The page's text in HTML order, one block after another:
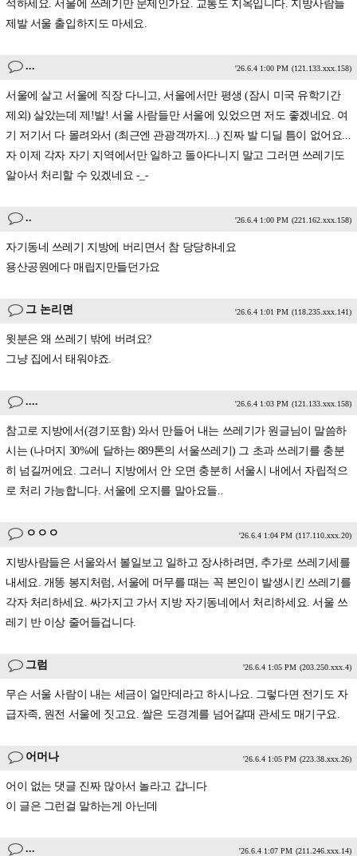
석하세요. 서울에 쓰레기만 문제인가요. 교통도 지옥입니다. 지방사람들
제발 서울 출입하지도 마세요.
... '26.6.4 1:00 PM (121.133.xxx.158)
서울에 살고 서울에 직장 다니고, 서울에서만 평생 (잠시 미국 유학기간
제외) 살았는데 제!발! 서울 사람들만 서울에 있었으면 저도 좋겠네요. 여
기 저기서 다 몰려와서 (최근엔 관광객까지...) 진짜 발 디딜 틈이 없어요...
자 이제 각자 자기 지역에서만 일하고 돌아다니지 말고 그러면 쓰레기도
알아서 처리할 수 있겠네요 -_-
.. '26.6.4 1:00 PM (221.162.xxx.158)
자기동네 쓰레기 지방에 버리면서 참 당당하네요
용산공원에다 매립지만들던가요
그 논리면 '26.6.4 1:01 PM (118.235.xxx.141)
윗분은 왜 쓰레기 밖에 버려요?
그냥 집에서 태워야죠.
.... '26.6.4 1:03 PM (121.133.xxx.158)
참고로 지방에서(경기포함) 와서 만들어 내는 쓰레기가 원글님이 말씀하
시는 (나머지 30%에 달하는 889톤의 서울쓰레기) 그 초과 쓰레기를 충분
히 넘길꺼에요. 그러니 지방에서 안 오면 충분히 서울시 내에서 자립적으
로 처리 가능합니다. 서울에 오지를 말아요들..
ㅇㅇㅇ '26.6.4 1:04 PM (117.110.xxx.20)
지방사람들은 서울와서 볼일보고 일하고 장사하려면, 추가로 쓰레기세를
내세요. 개똥 봉지처럼, 서울에 머무를 때는 꼭 본인이 발생시킨 쓰레기를
각자 처리하세요. 싸가지고 가서 지방 자기동네에서 처리하세요. 서울 쓰
레기 반 이상 줄어들겁니다.
그럼 '26.6.4 1:05 PM (203.250.xxx.4)
무슨 서울 사람이 내는 세금이 얼만데라고 하시나요. 그렇다면 전기도 자
급자족, 원전 서울에 짓고요. 쌀은 도경계를 넘어갈때 관세도 매기구요.
어머나 '26.6.4 1:05 PM (223.38.xxx.26)
어이 없는 댓글 진짜 많아서 놀라고 갑니다
이 글은 그런걸 말하는게 아닌데
... '26.6.4 1:07 PM (211.246.xxx.14)